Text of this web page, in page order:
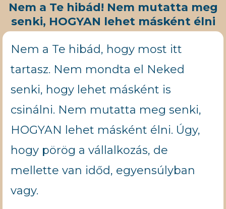
Nem a Te hibád! Nem mutatta meg
senki, HOGYAN lehet másként élni
Nem a Te hibád, hogy most itt
tartasz. Nem mondta el Neked
senki, hogy lehet másként is
csinálni. Nem mutatta meg senki,
HOGYAN lehet másként élni. Úgy,
hogy pörög a vállalkozás, de
mellette van időd, egyensúlyban
vagy.